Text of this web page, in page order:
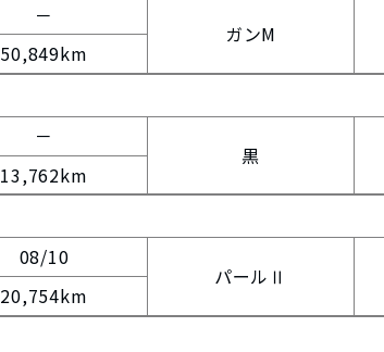
－
50,849km
ガンM
－
13,762km
黒
08/10
20,754km
パールⅡ